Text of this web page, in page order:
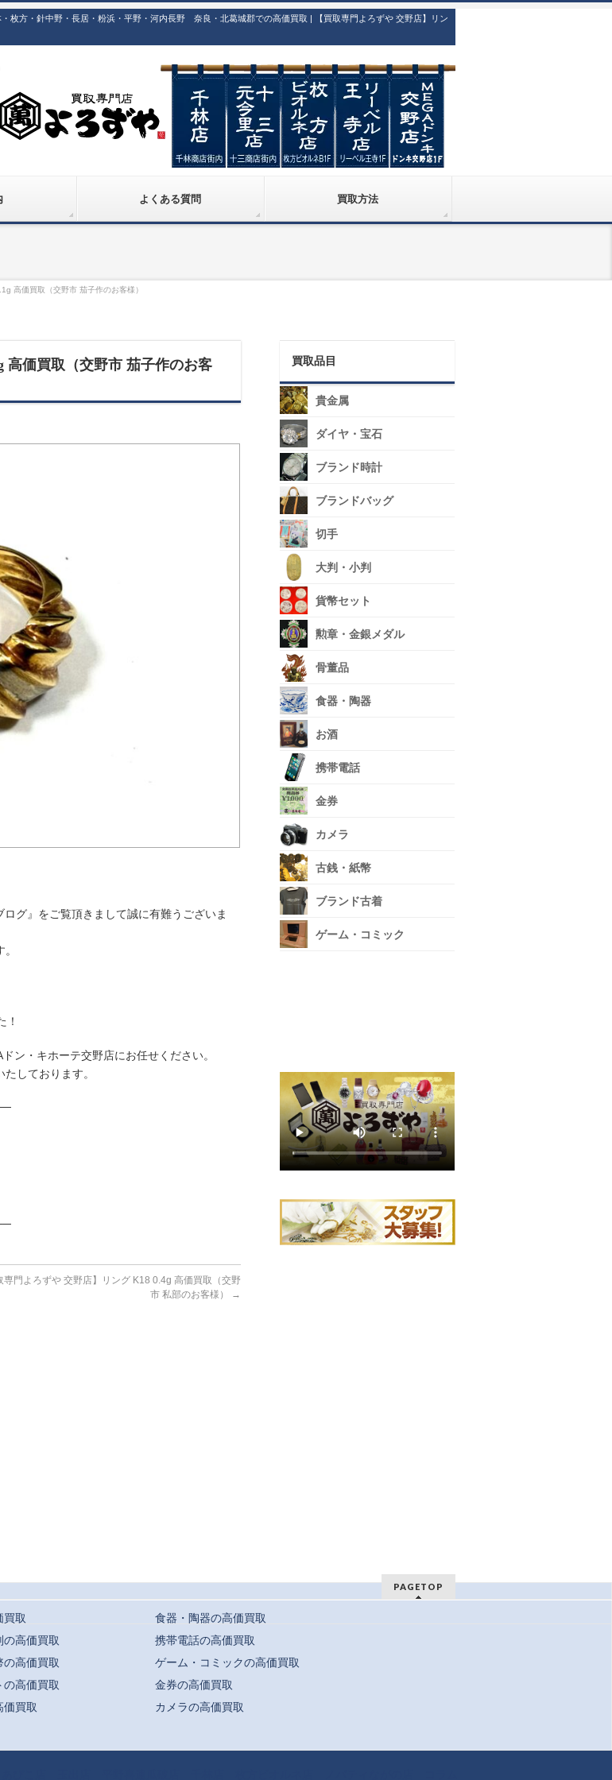
枚方・針中野・長居・粉浜・平野・河内長野 奈良・北葛城郡での高価買取 | 【買取専門よろずや 交野店】リン
よくある質問 買取方法
高価買取（交野市 茄子作のお客様）
高価買取（交野市 茄子作のお客
グ』をご覧頂きまして誠に有難うございま
！
ン・キホーテ交野店にお任せください。
しております。
専門よろずや 交野店】リング K18 0.4g 高価買取（交野
市 私部のお客様）
→
買取品目
貴金属
ダイヤ・宝石
ブランド時計
ブランドバッグ
切手
大判・小判
貨幣セット
勲章・金銀メダル
骨董品
食器・陶器
お酒
携帯電話
金券
カメラ
古銭・紙幣
ブランド古着
ゲーム・コミック
買取
の高価買取
の高価買取
の高価買取
価買取
食器・陶器の高価買取
携帯電話の高価買取
ゲーム・コミックの高価買取
金券の高価買取
カメラの高価買取
PAGETOP